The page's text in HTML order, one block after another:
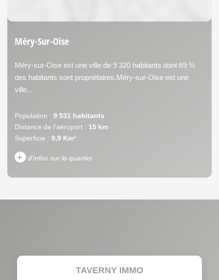
Méry-Sur-Oise
Méry-sur-Oise est une ville de 9 320 habitants dont 69 %
des habitants sont propriétaires.Méry-sur-Oise est une
ville...
Population : 9 531 habitants
Distance de l'aéroport : 15 km
Superficie : 9,9 Km²
+ d'infos sur le quartier
PART DES MÉNAGES SANS
TAVERNY IMMO